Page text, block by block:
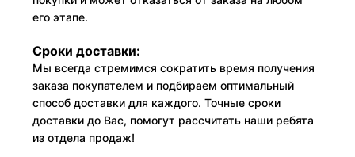
его этапе.
Сроки доставки:
Мы всегда стремимся сократить время получения
заказа покупателем и подбираем оптимальный
способ доставки для каждого. Точные сроки
доставки до Вас, помогут рассчитать наши ребята
из отдела продаж!